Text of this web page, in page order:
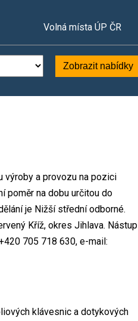
Volná místa ÚP ČR
Zobrazit nabídky
výroby a provozu na pozici
poměr na dobu určitou do
je Nižší střední odborné.
Kříž, okres Jihlava. Nástup
705 718 630, e-mail:
klávesnic a dotykových